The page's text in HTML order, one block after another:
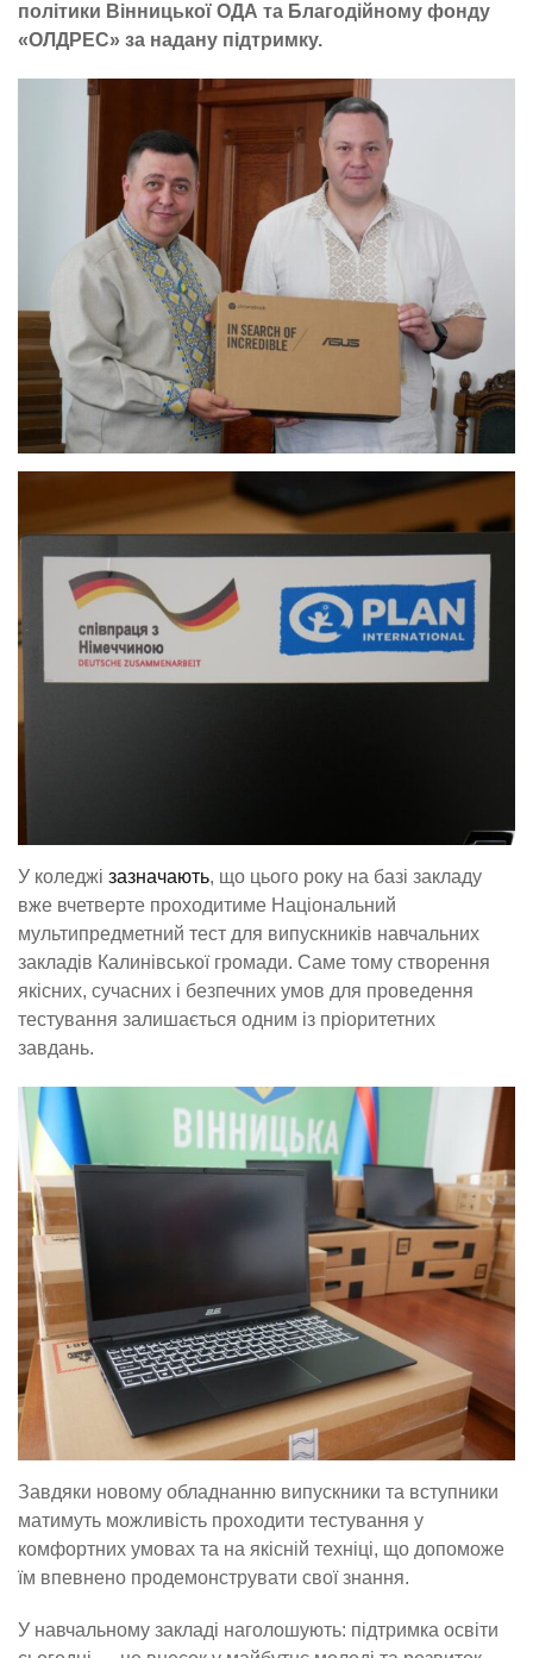
політики Вінницької ОДА та Благодійному фонду
«ОЛДРЕС» за надану підтримку.
У коледжі зазначають, що цього року на базі закладу
вже вчетверте проходитиме Національний
мультипредметний тест для випускників навчальних
закладів Калинівської громади. Саме тому створення
якісних, сучасних і безпечних умов для проведення
тестування залишається одним із пріоритетних
завдань.
Завдяки новому обладнанню випускники та вступники
матимуть можливість проходити тестування у
комфортних умовах та на якісній техніці, що допоможе
їм впевнено продемонструвати свої знання.
У навчальному закладі наголошують: підтримка освіти